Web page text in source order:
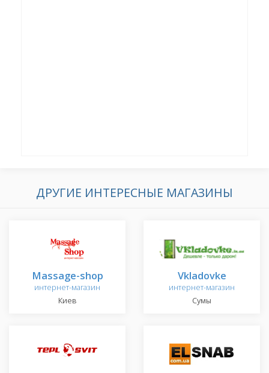
ДРУГИЕ ИНТЕРЕСНЫЕ МАГАЗИНЫ
Massage-shop
интернет-магазин
Киев
Vkladovke
интернет-магазин
Сумы